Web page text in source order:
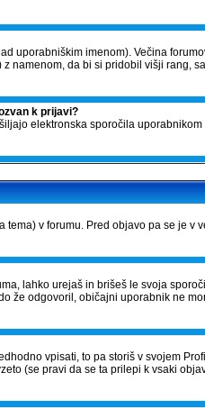
uporabniškim imenom). Večina
namenom, da bi si pridobil višji rang,
k prijavi?
elektronska sporočila
tema) v forumu. Pred objavo pa se je v
lahko urejaš in brišeš le svoja
že odgovoril, običajni uporabnik ne
vpisati, to pa storiš v svojem
(se pravi da se ta prilepi k vsaki